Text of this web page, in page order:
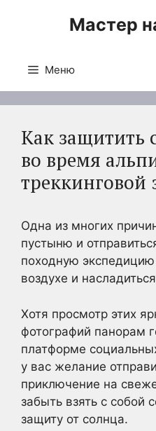
Мастер
Меню
Как защитить
во время
треккинговой
Одна из многих
пустыню и
походную
воздухе и
Хотя просмотр этих
фотографий панорам
платформе
у вас желание
приключение на
забыть взять с собой
защиту от солнца.